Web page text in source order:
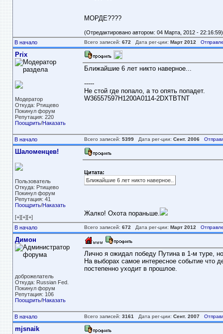
МОРДЕ????
(Отредактировано автором: 04 Марта, 2012 - 22:16:59)
В начало
Всего записей: 672 Дата рег-ции: Март 2012
Prix
Модератор
Откуда: Ртищево
Покинул форум
Репутация: 220
Поощрить/Наказать
Ближайшие 6 лет никто наверное...
-----
Не стой где попало, а то опять попадет.
W36557597H1200A0114-2DXTBTNT
В начало Всего записей: 5399Дата рег-ции: Сент. 2006
Шаломенцев!
Пользователь
Откуда: Ртищево
Покинул форум
Репутация: 41
Поощрить/Наказать
[+][+][+]
Цитата:
Ближайшие 6 лет никто наверное..
Жалко! Охота пораньше.
В начало Всего записей: 672 Дата рег-ции: Март 2012
Димон
доброжелатель
Откуда: Russian Fed.
Покинул форум
Репутация: 106
Поощрить/Наказать
Лично я ожидал победу Путина в 1-м туре,
На выборах самое интересное событие что
постепенно уходит в прошлое.
В начало Всего записей: 3161 Дата рег-ции: Сент. 2007
mjsnaik